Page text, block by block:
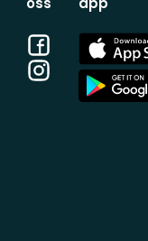
Facebook
Instagram
App
Store
App
Store